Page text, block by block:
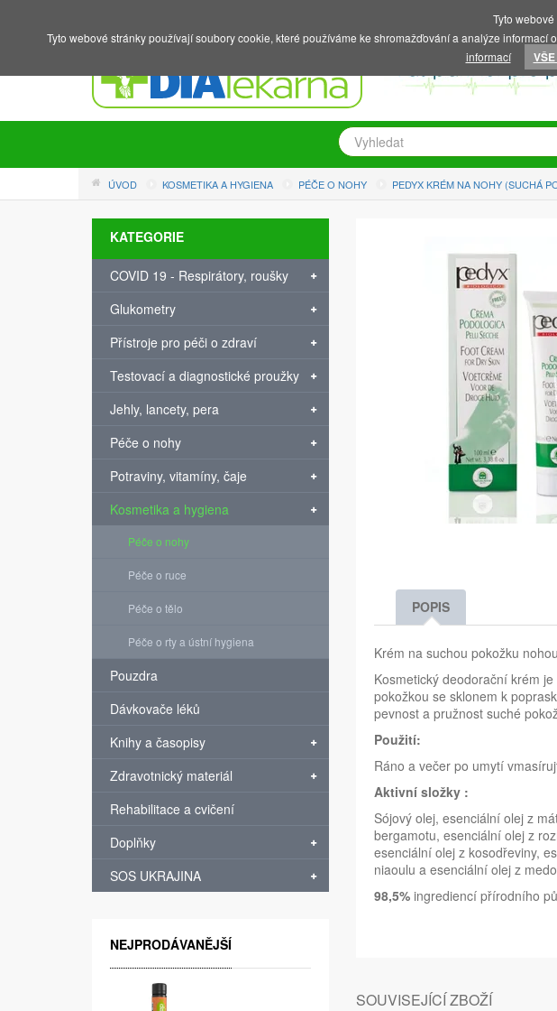
ÚVOD KOSMETIKA A HYGIENA PÉČE O NOHY PEDYX KRÉM NA NOHY (SUCHÁ
POPIS
Krém na suchou pokožku
Kosmetický deodorační krém
pokožkou se sklonem k
pevnost a pružnost suché
Použití:
Ráno a večer po umytí
Aktivní složky:
Sójový olej, esenciální olej z
bergamotu, esenciální olej z
esenciální olej z kosodřeviny,
niaoulu a esenciální olej z
98,5% ingrediencí přírodního
SOUVISEJÍCÍ ZBOŽÍ
KATEGORIE
COVID 19 - Respirátory, roušky
Glukometry
Přístroje pro péči o zdraví
Testovací a diagnostické proužky
Jehly, lancety, pera
Péče o nohy
Potraviny, vitamíny, čaje
Kosmetika a hygiena
Péče o nohy
Péče o ruce
Péče o tělo
Péče o rty a ústní hygiena
Pouzdra
Dávkovače léků
Knihy a časopisy
Zdravotnický materiál
Rehabilitace a cvičení
Doplňky
SOS UKRAJINA
NEJPRODÁVANĚJŠÍ
Tyto
Tyto webové stránky používají soubory cookie, které používáme ke shromažďování a analýze
informací